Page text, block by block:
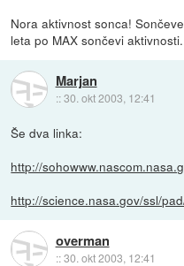
Nora aktivnost sonca!
leta po MAX sončevi
Marjan
::30. okt 2003, 12:41
Še dva linka:
http://
http://science.nasa.gov/ssl/
overman
::30. okt 2003, 12:41